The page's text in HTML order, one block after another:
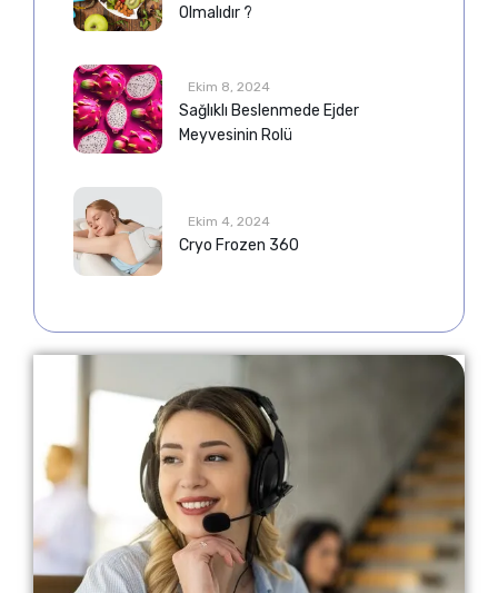
Olmalıdır ?
Ekim 8, 2024
Sağlıklı Beslenmede Ejder
Meyvesinin Rolü
Ekim 4, 2024
Cryo Frozen 360